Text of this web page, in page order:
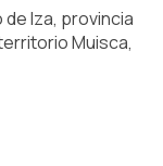
de Iza, provincia
Muisca,